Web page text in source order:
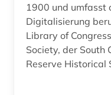
1900 und umfasst
Digitalisierung
Library of
Society, der South
Reserve Historical